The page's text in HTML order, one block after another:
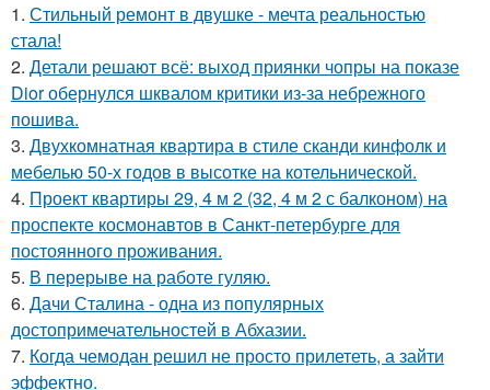
1. Стильный ремонт в двушке - мечта реальностью
стала!
2. Детали решают всё: выход приянки чопры на показе
Dior обернулся шквалом критики из-за небрежного
пошива.
3. Двухкомнатная квартира в стиле сканди кинфолк и
мебелью 50-х годов в высотке на котельнической.
4. Проект квартиры 29, 4 м 2 (32, 4 м 2 с балконом) на
проспекте космонавтов в Санкт-петербурге для
постоянного проживания.
5. В перерыве на работе гуляю.
6. Дачи Сталина - одна из популярных
достопримечательностей в Абхазии.
7. Когда чемодан решил не просто прилететь, а зайти
эффектно.